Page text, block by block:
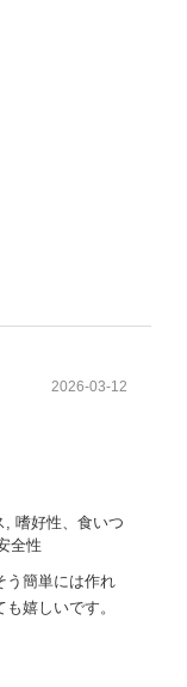
2026-03-12
, 嗜好性、食いつ
全性
う簡単には作れ
嬉しいです。